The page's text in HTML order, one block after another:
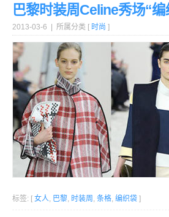
巴黎时装周Celine秀场“编
2013-03-6 | 所属分类 [ 时尚 ]
标签: [ 女人, 巴黎, 时装周 , 条格, 编织袋 ]